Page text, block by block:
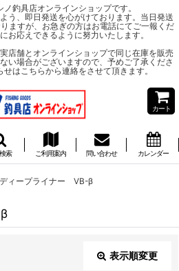
釣具店オンラインショップです。
う、即日発送を心がけております。当日発送
ますが、お急ぎの方はお電話にてご一報くだ
お応えできるように努力いたします。
店舗とオンラインショップで同じ在庫を販売
い場合がございますので、予めご了承くださ
はこちらから連絡をさせて頂きます。
カート
索 ご利用案内 問い合わせ カレンダー
ディープライナー VB-β
表示順変更